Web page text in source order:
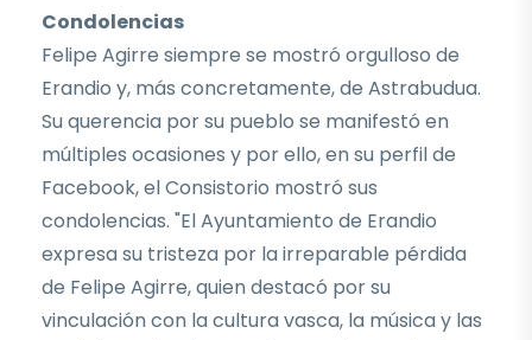
Condolencias
Felipe Agirre siempre se mostró orgulloso de
Erandio y, más concretamente, de Astrabudua.
Su querencia por su pueblo se manifestó en
múltiples ocasiones y por ello, en su perfil de
Facebook, el Consistorio mostró sus
condolencias. "El Ayuntamiento de Erandio
expresa su tristeza por la irreparable pérdida
de Felipe Agirre, quien destacó por su
vinculación con la cultura vasca, la música y las